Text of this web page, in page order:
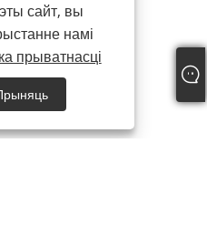
сайт, вы
намі
прыватнасці